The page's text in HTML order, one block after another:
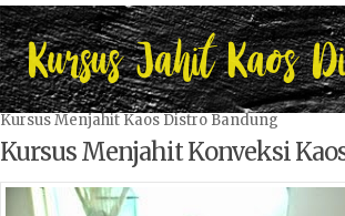
Kursus Menjahit Kaos Distro Bandung
Kursus Menjahit Konveksi